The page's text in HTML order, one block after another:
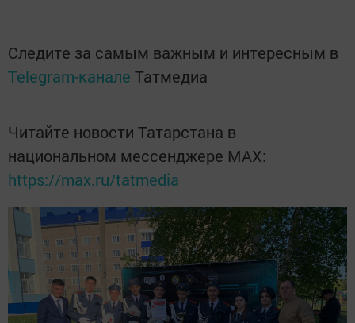
Следите за самым важным и интересным в
Telegram-канале Татмедиа
Читайте новости Татарстана в
национальном мессенджере MАХ:
https://max.ru/tatmedia